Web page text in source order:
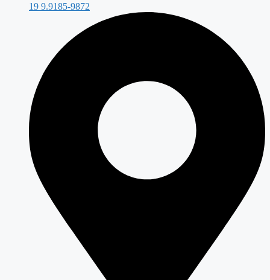
19 9.9185-9872